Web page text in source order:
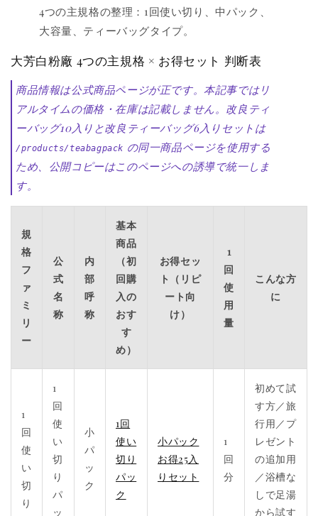
4つの主規格の整理：1回使い切り、中パック、
大容量、ティーバッグタイプ。
大芳白粉廠 4つの主規格 × お得セット 判断表
商品情報は公式商品ページが正です。本記事ではリ
アルタイムの価格・在庫は記載しません。改良ティ
ーバッグ10入りと改良ティーバッグ6入りセットは
/products/teabagpack の同一商品ページを使用する
ため、公開コピーはこのページへの誘導で統一しま
す。
規
格
フ
ァ
ミ
リ
ー
公
式
名
称
内
部
呼
称
基本
商品
（初
回購
入の
おす
す
め）
お得セッ
ト（リピ
ート向
け）
1
回
使
用
量
こんな方
に
1
回
使
い
切
り
1
回
使
い
切
り
パ
ッ
小
パ
ッ
ク
1回
使い
切り
パッ
ク
小パック
お得25入
りセット
1
回
分
初めて試
す方／旅
行用／プ
レゼント
の追加用
／浴槽な
しで足湯
から試す